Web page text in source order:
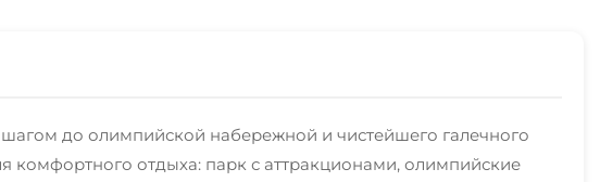
до олимпийской набережной и чистейшего галечного
отдыха: парк с аттракционами, олимпийские